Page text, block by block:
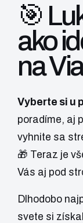
🎯
ako
na
Vyberte si u
poradíme, aj
vyhnite sa
🎁 Teraz je
Vás aj pod
Dlhodobo
svete si